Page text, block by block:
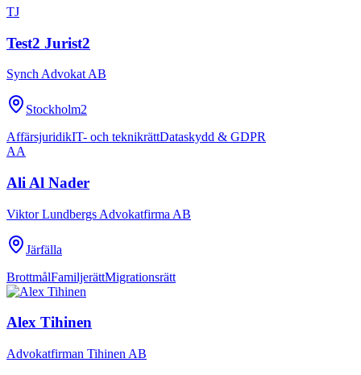
TJ
Test2 Jurist2
Synch Advokat AB
Stockholm2
AffärsjuridikIT- och teknikrättDataskydd & GDPR
AA
Ali Al Nader
Viktor Lundbergs Advokatfirma AB
Järfälla
BrottmålFamiljerättMigrationsrätt
Alex Tihinen
Advokatfirman Tihinen AB